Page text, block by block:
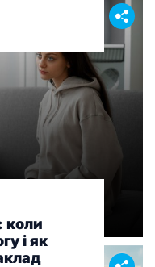
коли
і як